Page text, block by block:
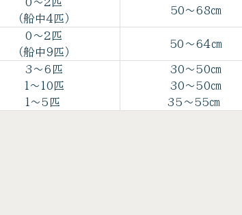
（船中4匹）
50～68㎝
0～2匹
（船中９匹）
50～64㎝
3～6匹
1～10匹
1～5匹
30～50㎝
30～50㎝
35～55㎝